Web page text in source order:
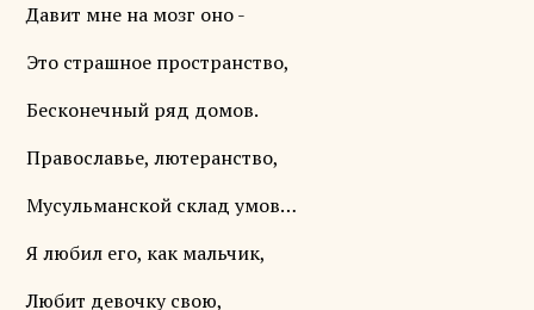
Давит мне на мозг оно -
Это страшное пространство,
Бесконечный ряд домов.
Православье, лютеранство,
Мусульманской склад умов…
Я любил его, как мальчик,
Любит девочку свою,